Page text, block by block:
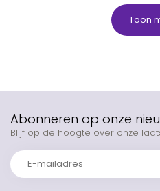
Toon
Abonneren op onze
Blijf op de hoogte over onze